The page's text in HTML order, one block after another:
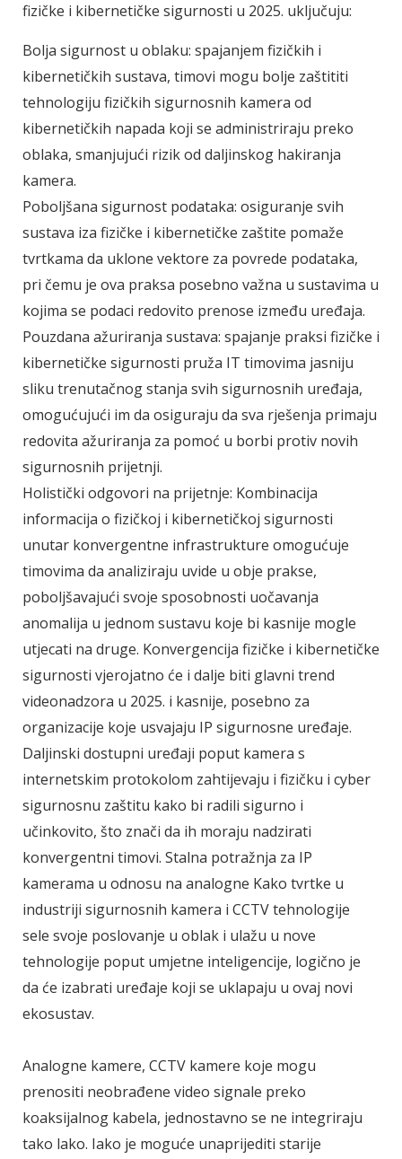
fizičke i kibernetičke sigurnosti u 2025. uključuju:
Bolja sigurnost u oblaku: spajanjem fizičkih i
kibernetičkih sustava, timovi mogu bolje zaštititi
tehnologiju fizičkih sigurnosnih kamera od
kibernetičkih napada koji se administriraju preko
oblaka, smanjujući rizik od daljinskog hakiranja
kamera.
Poboljšana sigurnost podataka: osiguranje svih
sustava iza fizičke i kibernetičke zaštite pomaže
tvrtkama da uklone vektore za povrede podataka,
pri čemu je ova praksa posebno važna u sustavima u
kojima se podaci redovito prenose između uređaja.
Pouzdana ažuriranja sustava: spajanje praksi fizičke i
kibernetičke sigurnosti pruža IT timovima jasniju
sliku trenutačnog stanja svih sigurnosnih uređaja,
omogućujući im da osiguraju da sva rješenja primaju
redovita ažuriranja za pomoć u borbi protiv novih
sigurnosnih prijetnji.
Holistički odgovori na prijetnje: Kombinacija
informacija o fizičkoj i kibernetičkoj sigurnosti
unutar konvergentne infrastrukture omogućuje
timovima da analiziraju uvide u obje prakse,
poboljšavajući svoje sposobnosti uočavanja
anomalija u jednom sustavu koje bi kasnije mogle
utjecati na druge. Konvergencija fizičke i kibernetičke
sigurnosti vjerojatno će i dalje biti glavni trend
videonadzora u 2025. i kasnije, posebno za
organizacije koje usvajaju IP sigurnosne uređaje.
Daljinski dostupni uređaji poput kamera s
internetskim protokolom zahtijevaju i fizičku i cyber
sigurnosnu zaštitu kako bi radili sigurno i
učinkovito, što znači da ih moraju nadzirati
konvergentni timovi. Stalna potražnja za IP
kamerama u odnosu na analogne Kako tvrtke u
industriji sigurnosnih kamera i CCTV tehnologije
sele svoje poslovanje u oblak i ulažu u nove
tehnologije poput umjetne inteligencije, logično je
da će izabrati uređaje koji se uklapaju u ovaj novi
ekosustav.
Analogne kamere, CCTV kamere koje mogu
prenositi neobrađene video signale preko
koaksijalnog kabela, jednostavno se ne integriraju
tako lako. Iako je moguće unaprijediti starije